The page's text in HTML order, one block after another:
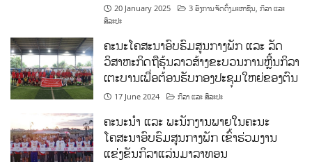
20 January 2025 3 ອົງການຈັດຕັ້ງມະຫາຊົນ ,ກິລາ ແລະ
ສິລະປະ
ຄະນະໂຄສະນາອົບຮົມສູນກາງພັກ ແລະ ລັດ
ວິສາຫະກິດຖືຮຸ້ນລາວສ້າງຂະບວນການຫຼີ້ນກິລາ
ເຕະບານເພື່ອຕ້ອນຮັບກອງປະຊຸມໃຫຍ່ຂອງຕົນ
17 June 2024 ກິລາ ແລະ ສິລະປະ
ຄະນະນຳ ແລະ ພະນັກງານພາຍໃນຄະນະ
ໂຄສະນາອົບຮົມສູນກາງພັກ ເຂົ້າຮ່ວມງານ
ແຂ່ງຂັນກິລາແລ່ນມາລາທອນ